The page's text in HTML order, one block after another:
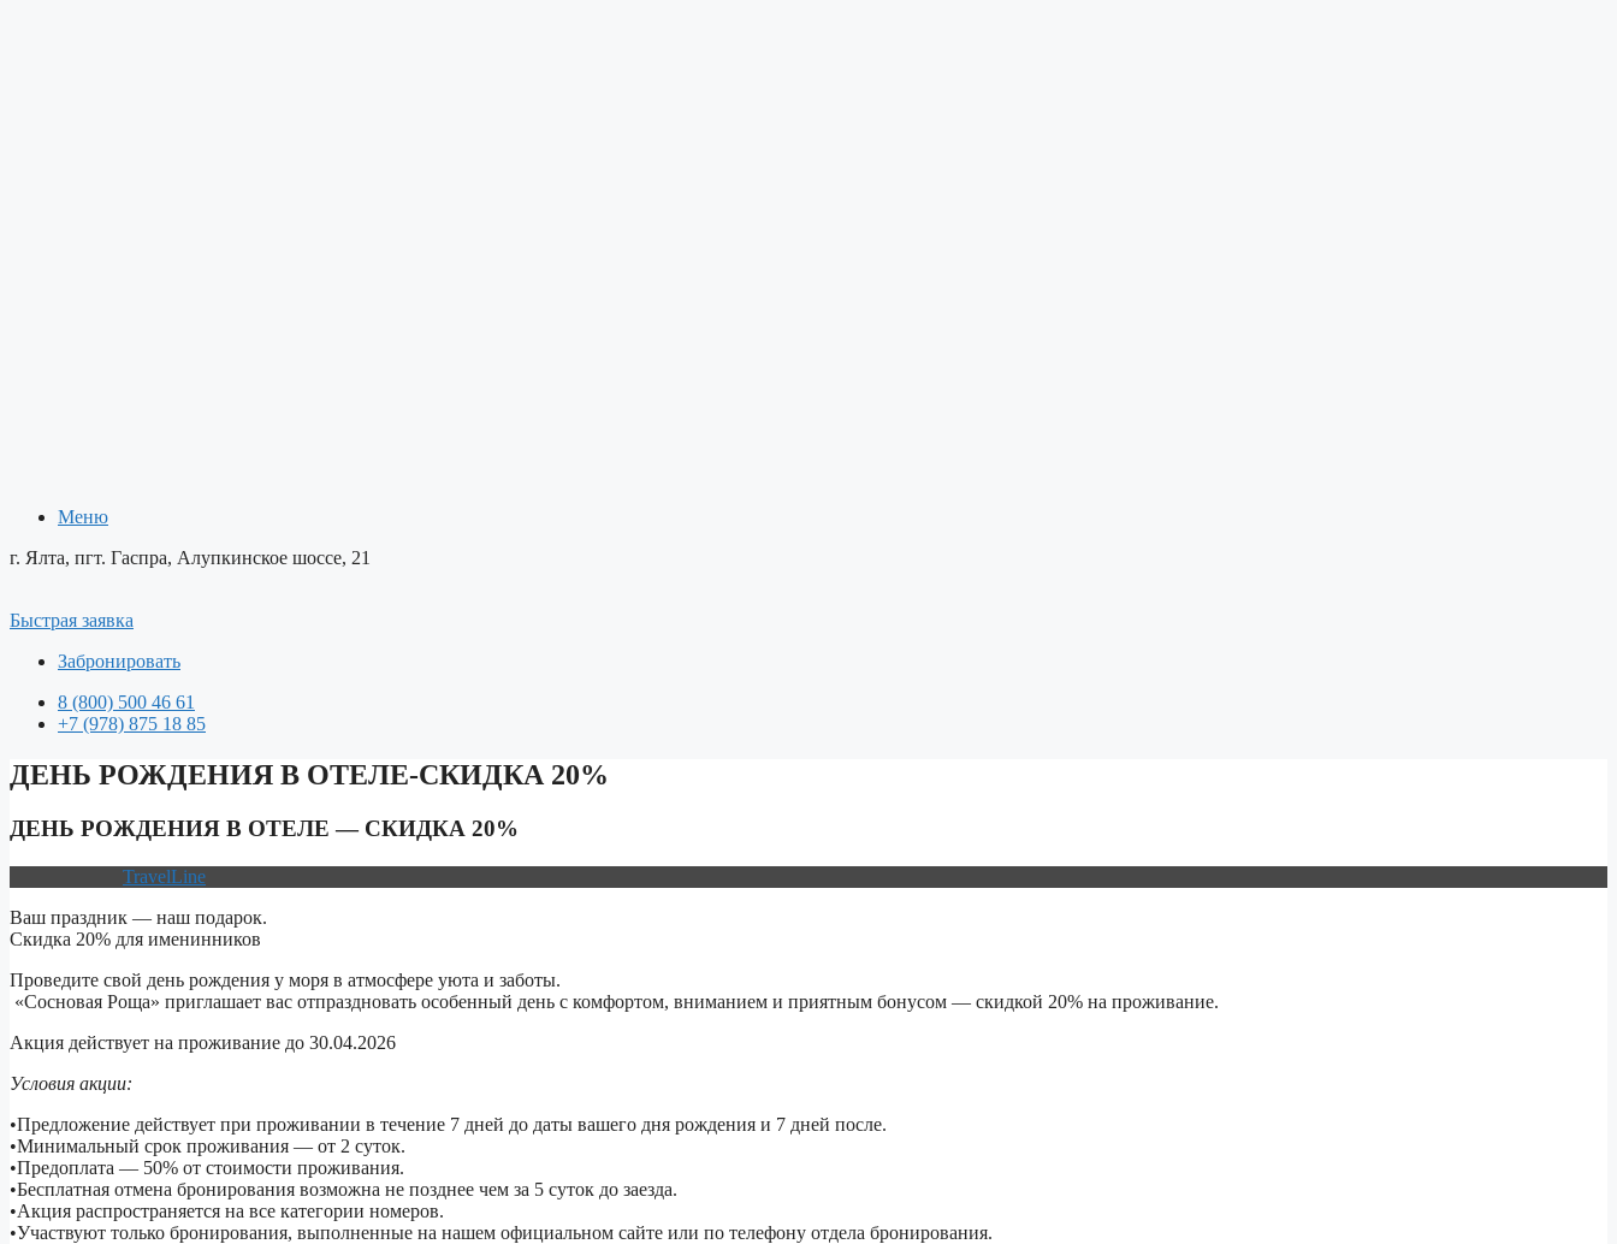
Меню
г. Ялта, пгт. Гаспра, Алупкинское шоссе, 21
Быстрая заявка
Забронировать
8 (800) 500 46 61
+7 (978) 875 18 85
ДЕНЬ РОЖДЕНИЯ В ОТЕЛЕ-СКИДКА 20%
ДЕНЬ РОЖДЕНИЯ В ОТЕЛЕ — СКИДКА 20%
TravelLine
Ваш праздник — наш подарок.
Скидка 20% для именинников
Проведите свой день рождения у моря в атмосфере уюта и заботы.
«Сосновая Роща» приглашает вас отпраздновать особенный день с комфортом, вниманием и приятным бонусом — скидкой 20% на проживание.
Акция действует на проживание до 30.04.2026
Условия акции:
•Предложение действует при проживании в течение 7 дней до даты вашего дня рождения и 7 дней после.
•Минимальный срок проживания — от 2 суток.
•Предоплата — 50% от стоимости проживания.
•Бесплатная отмена бронирования возможна не позднее чем за 5 суток до заезда.
•Акция распространяется на все категории номеров.
•Участвуют только бронирования, выполненные на нашем официальном сайте или по телефону отдела бронирования.